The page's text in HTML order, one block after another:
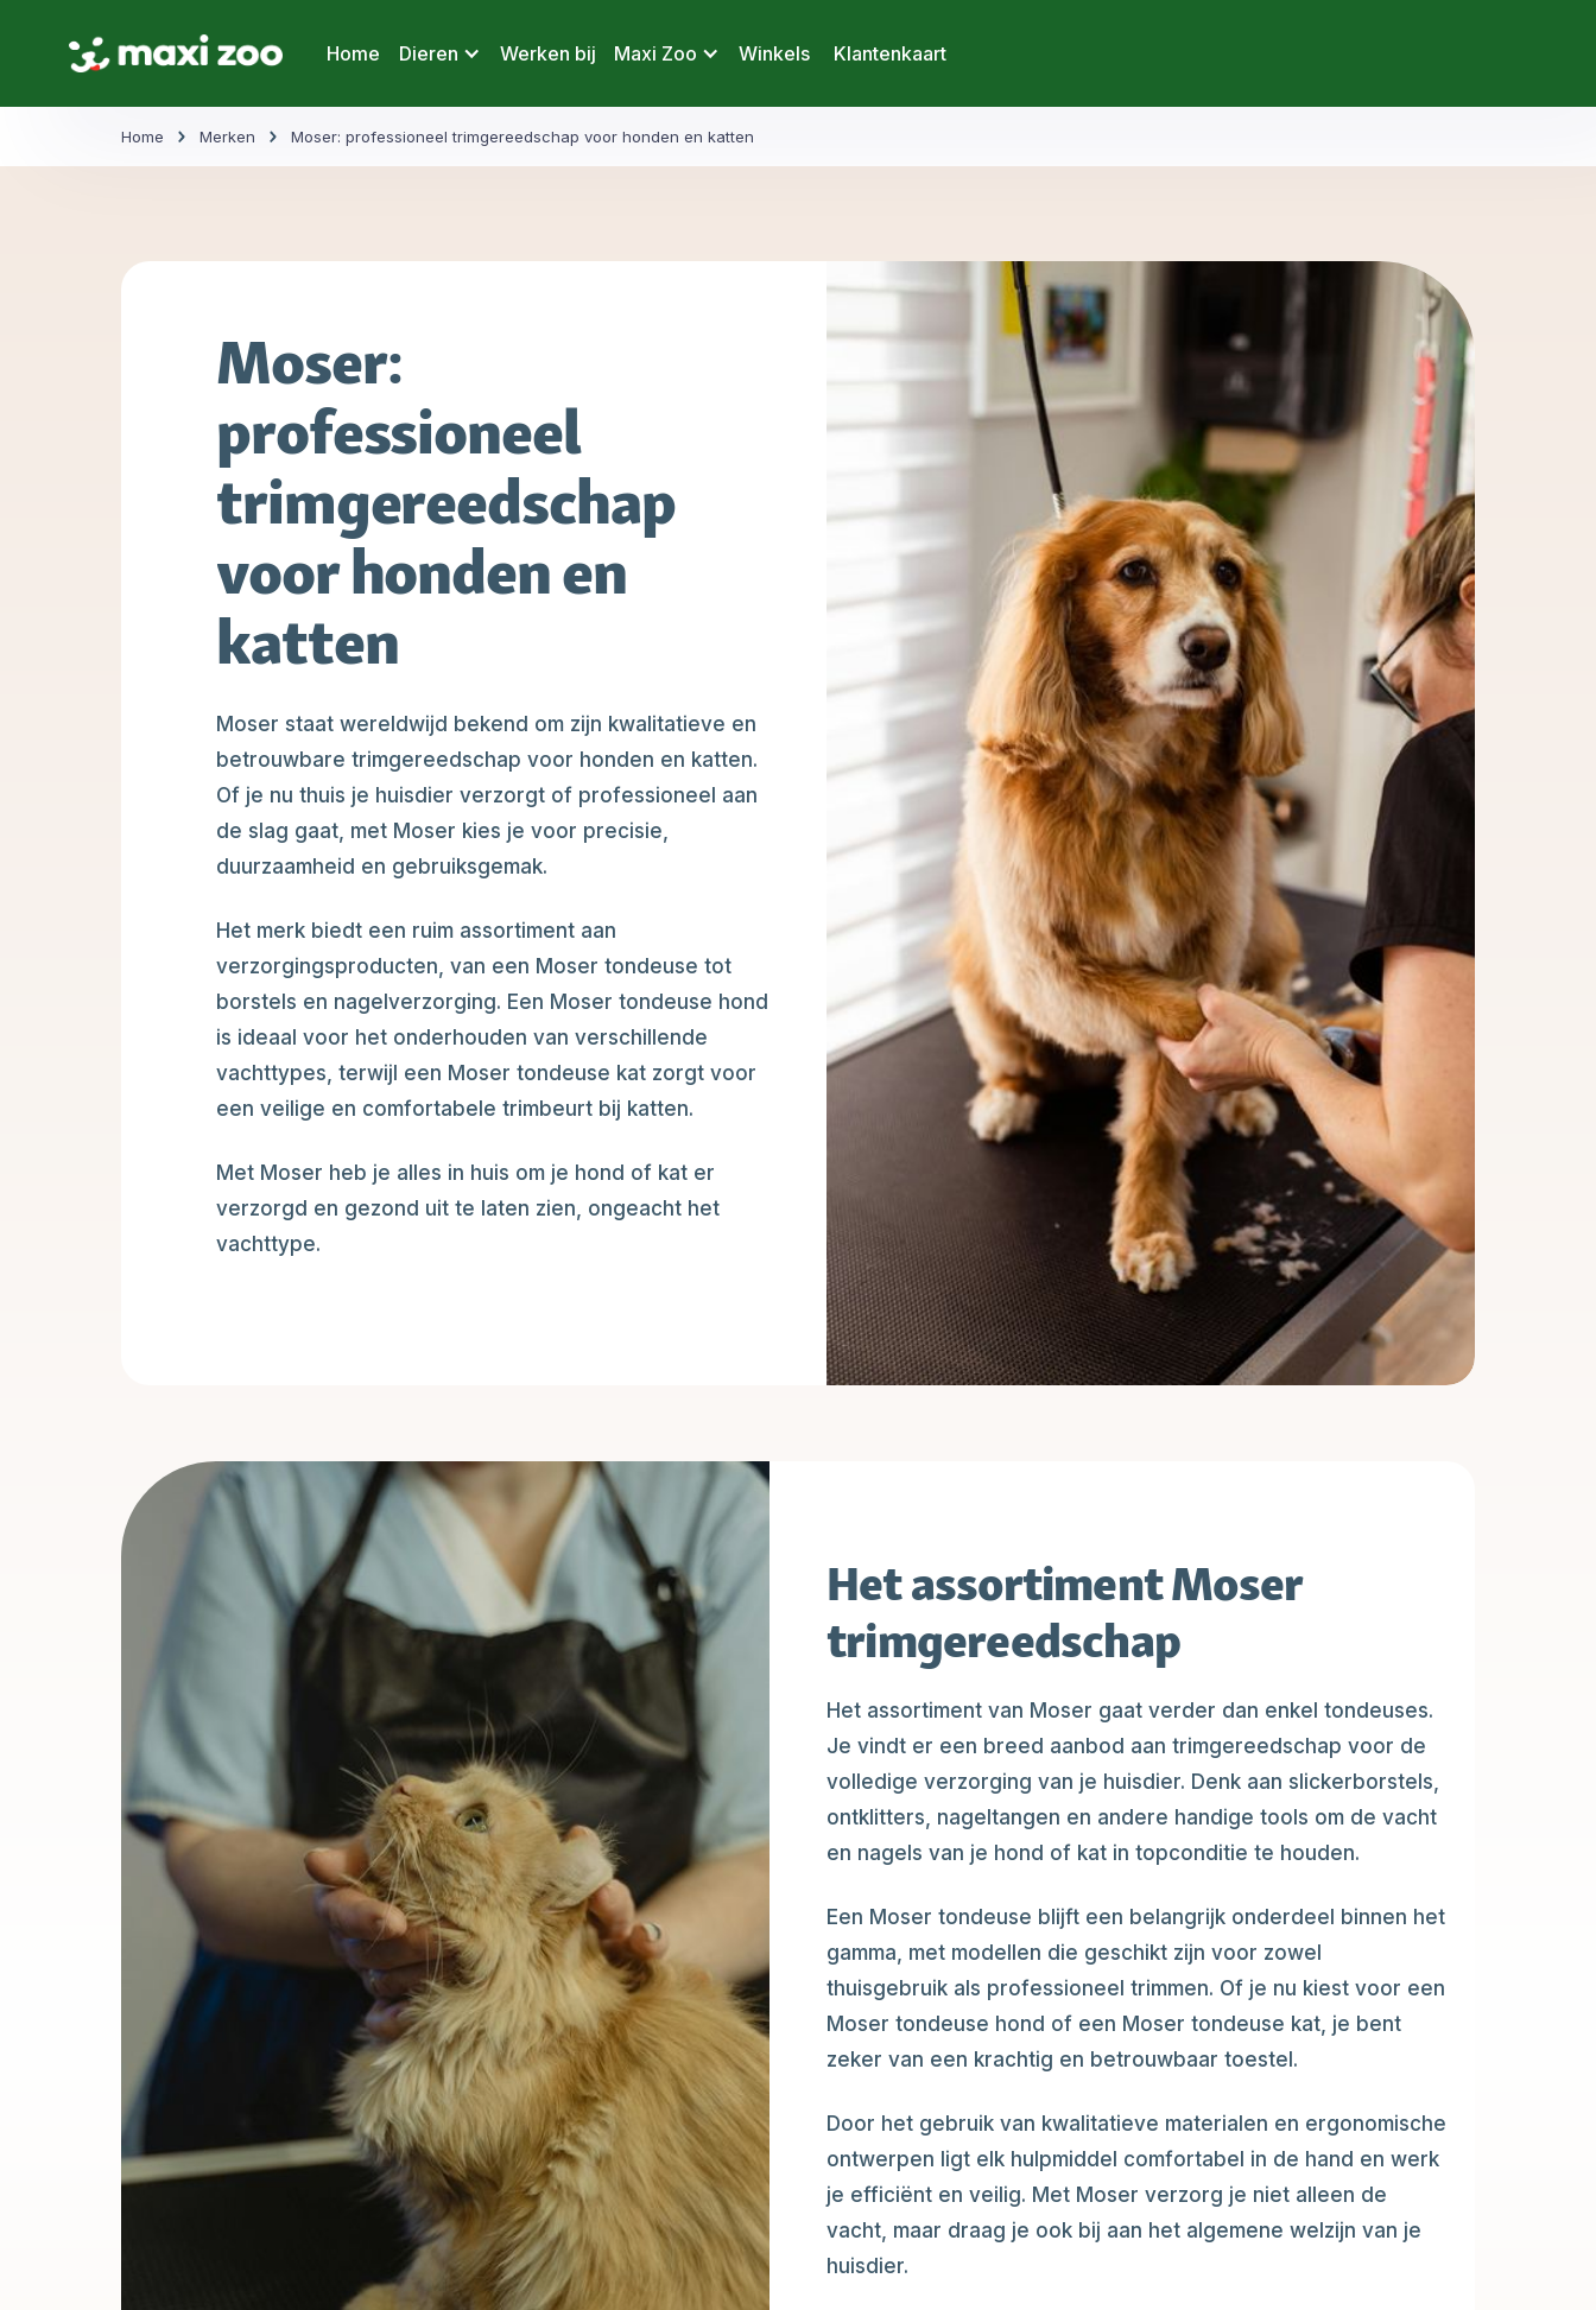
Home Dieren Werken bij Maxi Zoo Winkels Klantenkaart
Home Merken Moser: professioneel trimgereedschap voor honden en katten
Moser:
professioneel
trimgereedschap
voor honden en
katten
Moser staat wereldwijd bekend om zijn kwalitatieve en
betrouwbare trimgereedschap voor honden en katten.
Of je nu thuis je huisdier verzorgt of professioneel aan
de slag gaat, met Moser kies je voor precisie,
duurzaamheid en gebruiksgemak.
Het merk biedt een ruim assortiment aan
verzorgingsproducten, van een Moser tondeuse tot
borstels en nagelverzorging. Een Moser tondeuse hond
is ideaal voor het onderhouden van verschillende
vachttypes, terwijl een Moser tondeuse kat zorgt voor
een veilige en comfortabele trimbeurt bij katten.
Met Moser heb je alles in huis om je hond of kat er
verzorgd en gezond uit te laten zien, ongeacht het
vachttype.
Het assortiment Moser
trimgereedschap
Het assortiment van Moser gaat verder dan enkel tondeuses.
Je vindt er een breed aanbod aan trimgereedschap voor de
volledige verzorging van je huisdier. Denk aan slickerborstels,
ontklitters, nageltangen en andere handige tools om de vacht
en nagels van je hond of kat in topconditie te houden.
Een Moser tondeuse blijft een belangrijk onderdeel binnen het
gamma, met modellen die geschikt zijn voor zowel
thuisgebruik als professioneel trimmen. Of je nu kiest voor een
Moser tondeuse hond of een Moser tondeuse kat, je bent
zeker van een krachtig en betrouwbaar toestel.
Door het gebruik van kwalitatieve materialen en ergonomische
ontwerpen ligt elk hulpmiddel comfortabel in de hand en werk
je efficiënt en veilig. Met Moser verzorg je niet alleen de
vacht, maar draag je ook bij aan het algemene welzijn van je
huisdier.